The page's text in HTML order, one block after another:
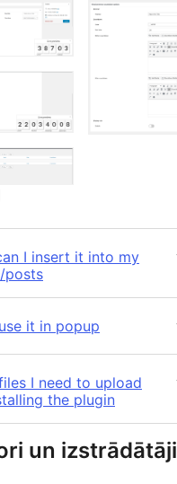
I insert it into my
posts
it in popup
I need to upload
the plugin
un izstrādātāji